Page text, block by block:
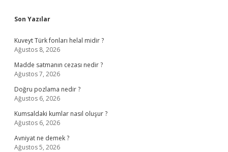
Sidebar
Son Yazılar
Kuveyt Türk fonları helal midir ?
Ağustos 8, 2026
Madde satmanın cezası nedir ?
Ağustos 7, 2026
Doğru pozlama nedir ?
Ağustos 6, 2026
Kumsaldaki kumlar nasıl oluşur ?
Ağustos 6, 2026
Avniyat ne demek ?
Ağustos 5, 2026